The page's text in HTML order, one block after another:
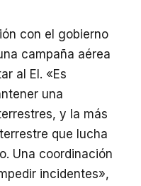
con el gobierno
campaña aérea
al EI. «Es
una
y la más
que lucha
Una coordinación
incidentes»,